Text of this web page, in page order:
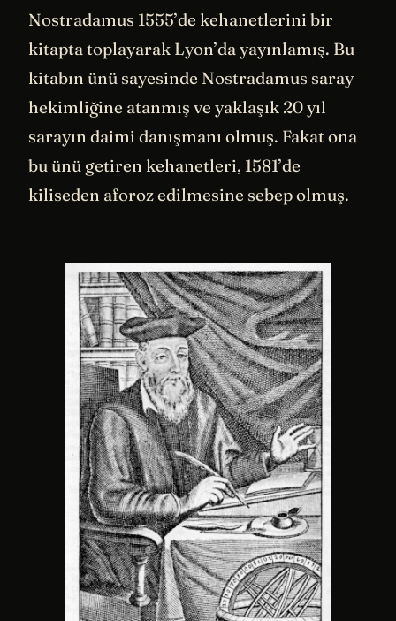
Nostradamus 1555’de kehanetlerini bir
kitapta toplayarak Lyon’da yayınlamış. Bu
kitabın ünü sayesinde Nostradamus saray
hekimliğine atanmış ve yaklaşık 20 yıl
sarayın daimi danışmanı olmuş. Fakat ona
bu ünü getiren kehanetleri, 1581’de
kiliseden aforoz edilmesine sebep olmuş.